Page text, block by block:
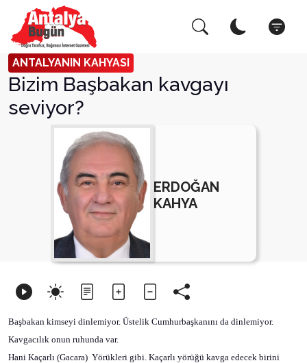
ANTALYANIN KAHYASI
Bizim Başbakan kavgayı
seviyor?
ERDOĞAN
KAHYA
Başbakan kimseyi dinlemiyor. Üstelik Cumhurbaşkanını da dinlemiyor.
Kavgacılık onun ruhunda var.
Hani Kaçarlı (Gacara) Yörükleri gibi. Kaçarlı yörüğü kavga edecek birini
Arama Yap! Kapat